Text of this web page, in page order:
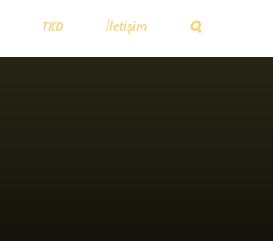
TKD İletişim